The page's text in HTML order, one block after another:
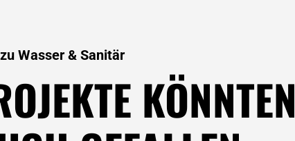
Wasser & Sanitär
KÖNNTEN